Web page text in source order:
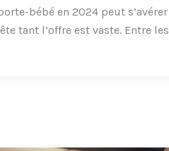
bébé en 2024 peut s’avérer
tant l’offre est vaste. Entre les